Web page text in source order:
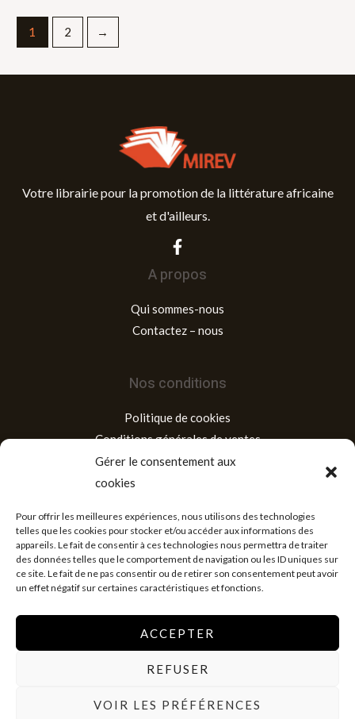
Gérer le consentement aux
cookies
Pour offrir les meilleures expériences, nous utilisons des technologies
telles que les cookies pour stocker et/ou accéder aux informations des
appareils. Le fait de consentir à ces technologies nous permettra de traiter
des données telles que le comportement de navigation ou les ID uniques sur
ce site. Le fait de ne pas consentir ou de retirer son consentement peut avoir
un effet négatif sur certaines caractéristiques et fonctions.
ACCEPTER
REFUSER
VOIR LES PRÉFÉRENCES
1 2 →
Votre librairie pour la promotion de la littérature africaine
et d'ailleurs.
A propos
Qui sommes-nous
Contactez – nous
Nos conditions
Politique de cookies
Conditions générales de ventes
Mentions légales
Adresse
Siège social : Lomé, Quartier Agoè Téléssou, Tél : (+228) 92
31 33 33/ 98 43 64 64,
Powered by Librairie Mirev